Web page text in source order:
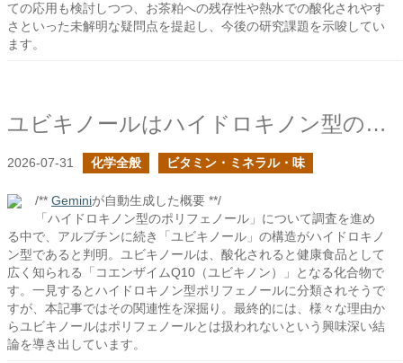
ての応用も検討しつつ、お茶粕への残存性や熱水での酸化されやす
さといった未解明な疑問点を提起し、今後の研究課題を示唆してい
ます。
ユビキノールはハイドロキノン型のポリフェノールか？
2026-07-31 化学全般 ビタミン・ミネラル・味
/** Geminiが自動生成した概要 **/
「ハイドロキノン型のポリフェノール」について調査を進め
る中で、アルブチンに続き「ユビキノール」の構造がハイドロキノ
ン型であると判明。ユビキノールは、酸化されると健康食品として
広く知られる「コエンザイムQ10（ユビキノン）」となる化合物で
す。一見するとハイドロキノン型ポリフェノールに分類されそうで
すが、本記事ではその関連性を深掘り。最終的には、様々な理由か
らユビキノールはポリフェノールとは扱われないという興味深い結
論を導き出しています。